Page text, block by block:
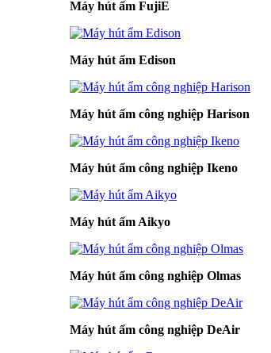
Máy hút ẩm FujiE
Máy hút ẩm Edison
Máy hút ẩm công nghiệp Harison
Máy hút ẩm công nghiệp Ikeno
Máy hút ẩm Aikyo
Máy hút ẩm công nghiệp Olmas
Máy hút ẩm công nghiệp DeAir